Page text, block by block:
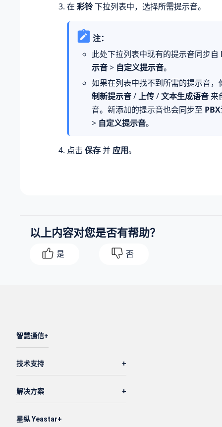
在 彩铃下拉列表中，选择所需提示音。
注：
此处下拉列表中现有的提示音同步自
示音> 自定义提示音。
如果在列表中找不到所需的提示音
制新提示音/上传/文本生成语音来
音。新添加的提示音也会同步至
> 自定义提示音。
点击 保存并应用。
以上内容对您是否有帮助？
是 否
智慧通信
技术支持
解决方案
星纵 Yeastar